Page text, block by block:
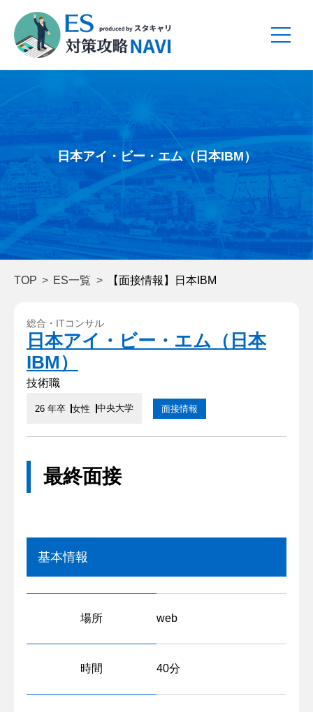
日本アイ・ビー・エム（日本IBM）
TOP ES一覧 【面接情報】日本IBM
総合・ITコンサル
日本アイ・ビー・エム（日本
IBM）
技術職
26 年卒 女性 中央大学 面接情報
最終面接
基本情報
場所 web
時間 40分